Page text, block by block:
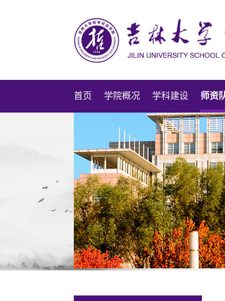
首页 学院概况 学科建设 师资